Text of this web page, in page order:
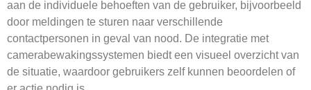
aan de individuele behoeften van de gebruiker, bijvoorbeeld
door meldingen te sturen naar verschillende
contactpersonen in geval van nood. De integratie met
camerabewakingssystemen biedt een visueel overzicht van
de situatie, waardoor gebruikers zelf kunnen beoordelen of